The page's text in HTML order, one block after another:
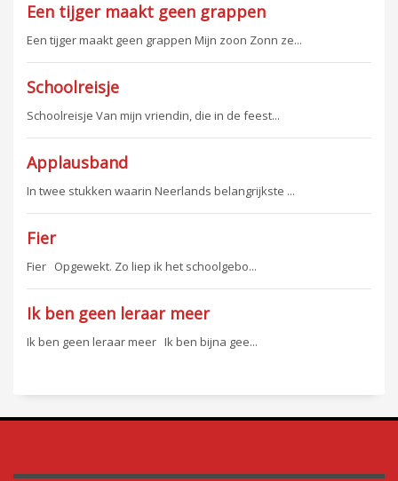
Een tijger maakt geen grappen
Een tijger maakt geen grappen Mijn zoon Zonn ze...
Schoolreisje
Schoolreisje Van mijn vriendin, die in de feest...
Applausband
In twee stukken waarin Neerlands belangrijkste ...
Fier
Fier Opgewekt. Zo liep ik het schoolgebo...
Ik ben geen leraar meer
Ik ben geen leraar meer Ik ben bijna gee...